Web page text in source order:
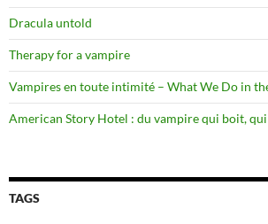
Dracula untold
Therapy for a vampire
Vampires en toute intimité – What We Do in
American Story Hotel : du vampire qui boit,
TAGS